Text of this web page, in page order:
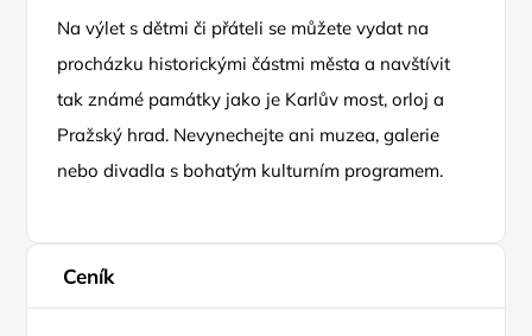
Na výlet s dětmi či přáteli se můžete vydat na
procházku historickými částmi města a navštívit
tak známé památky jako je Karlův most, orloj a
Pražský hrad. Nevynechejte ani muzea, galerie
nebo divadla s bohatým kulturním programem.
Ceník